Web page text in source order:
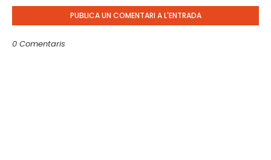
PUBLICA UN COMENTARI A L'ENTRADA
0 Comentaris